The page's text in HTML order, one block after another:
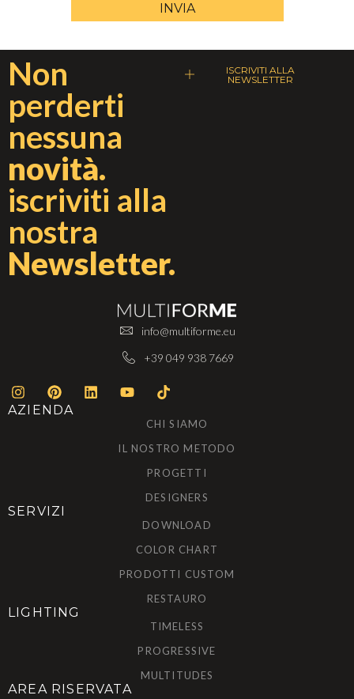
INVIA
Non
perderti
nessuna
novità.
iscriviti alla
nostra
Newsletter.
ISCRIVITI ALLA
NEWSLETTER
info@multiforme.eu
+39 049 938 7669
AZIENDA
CHI SIAMO
IL NOSTRO METODO
PROGETTI
DESIGNERS
SERVIZI
DOWNLOAD
COLOR CHART
PRODOTTI CUSTOM
RESTAURO
LIGHTING
TIMELESS
PROGRESSIVE
MULTITUDES
AREA RISERVATA